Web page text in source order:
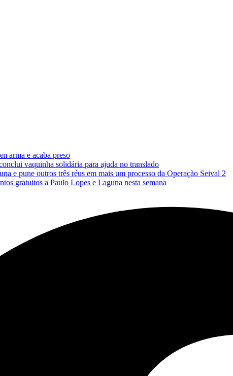
arma e acaba preso
vaquinha solidária para ajuda no translado
e pune outros três réus em mais um processo da Operação Seival 2
gratuitos a Paulo Lopes e Laguna nesta semana